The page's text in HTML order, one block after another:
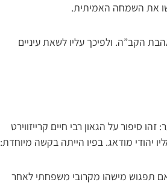
את השמחה האמיתית.
הקב”ה. ולפיכך עליו לשאת עיניים
סיפור על הגאון רבי חיים קרייזווירט
יהודי מודאג. בפיו הייתה בקשה מיוחדת:
תפגוש מישהו מקרובי משפחתי לאחר